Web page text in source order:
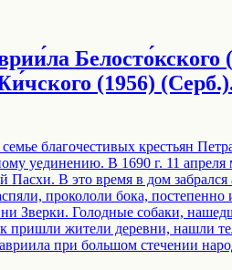
Белосто́кского
(1956)
благочестивых крестьян
уединению. В 1690 г. 11 апреля
В это время в дом забрался
прокололи бока, постепенно
Зверки. Голодные собаки,
пришли жители деревни, нашли
при большом стечении